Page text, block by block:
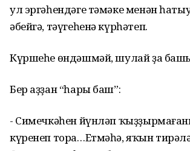
ул эргәһендәге тәмәке менән
әбейгә, тәүгеһенә күрһәтеп.
Күршеһе өндәшмәй, шулай ҙа
Бер аҙҙан “һары баш”:
- Симечкәһен йүнләп
күренеп тора…Етмәһә, яҡын